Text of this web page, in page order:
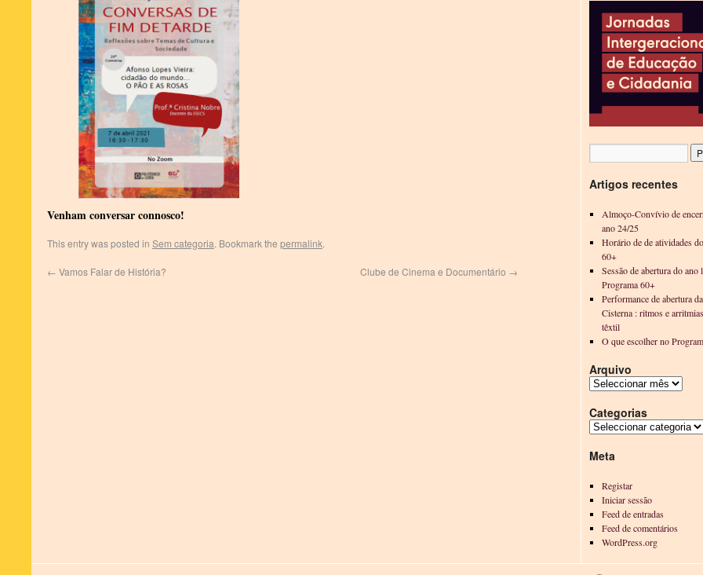
Venham conversar connosco!
This entry was posted in Sem categoria. Bookmark the permalink.
← Vamos Falar de História? Clube de Cinema e Documentário →
Artigos recentes
Almoço-Convívio de
ano 24/25
Horário de de atividades
60+
Sessão de abertura do ano
Programa 60+
Performance de abertura
Cisterna : ritmos e
têxtil
O que escolher no
Arquivo
Categorias
Meta
Registar
Iniciar sessão
Feed de entradas
Feed de comentários
WordPress.org